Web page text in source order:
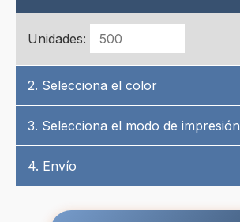
Unidades:
2. Selecciona el color
3. Selecciona el modo de impresión
4. Envío